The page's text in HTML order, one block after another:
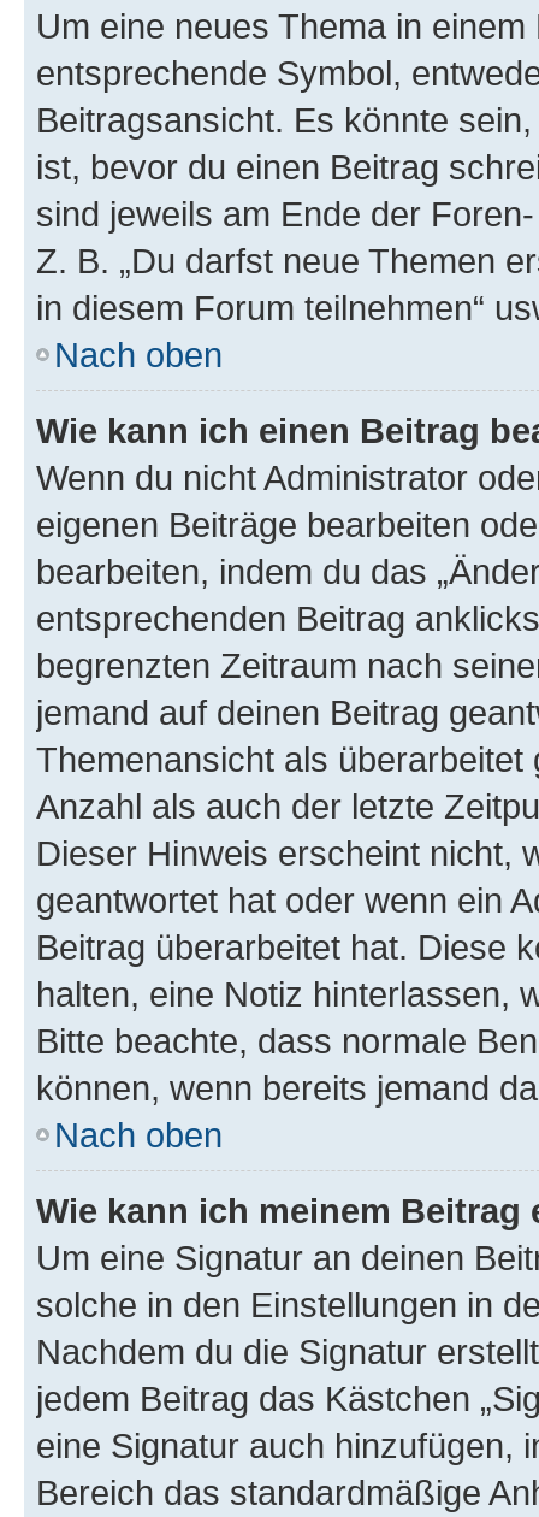
Um eine neues Thema in
entsprechende Symbol,
Beitragsansicht. Es könnte
ist, bevor du einen Beitrag
sind jeweils am Ende der
Z. B. „Du darfst neue Themen
in diesem Forum teilnehmen“
Nach oben
Wie kann ich einen Beitrag
Wenn du nicht Administrator
eigenen Beiträge bearbeiten
bearbeiten, indem du das
entsprechenden Beitrag
begrenzten Zeitraum nach
jemand auf deinen Beitrag
Themenansicht als
Anzahl als auch der letzte
Dieser Hinweis erscheint nicht,
geantwortet hat oder wenn ein
Beitrag überarbeitet hat. Diese
halten, eine Notiz hinterlassen,
Bitte beachte, dass normale
können, wenn bereits jemand
Nach oben
Wie kann ich meinem
Um eine Signatur an deinen
solche in den Einstellungen in
Nachdem du die Signatur
jedem Beitrag das Kästchen
eine Signatur auch hinzufügen,
Bereich das standardmäßige